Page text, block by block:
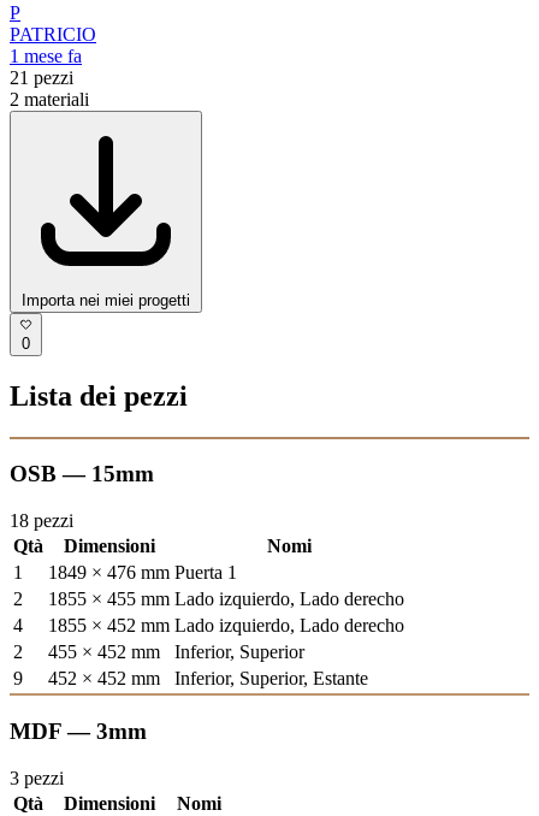
P
PATRICIO
1 mese fa
21 pezzi
2 materiali
Importa nei miei progetti
0
Lista dei pezzi
OSB — 15mm
18 pezzi
Qtà
Dimensioni
Nomi
1
1849 × 476 mm Puerta 1
2
1855 × 455 mm Lado izquierdo, Lado derecho
4
1855 × 452 mm Lado izquierdo, Lado derecho
2
455 × 452 mm
Inferior, Superior
9
452 × 452 mm Inferior, Superior, Estante
MDF — 3mm
3 pezzi
Qtà
Dimensioni
Nomi